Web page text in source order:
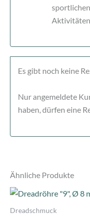
sportlichen
Aktivitäten
Es gibt noch keine
Nur angemeldete
haben, dürfen eine
Ähnliche Produkte
Dreadschmuck